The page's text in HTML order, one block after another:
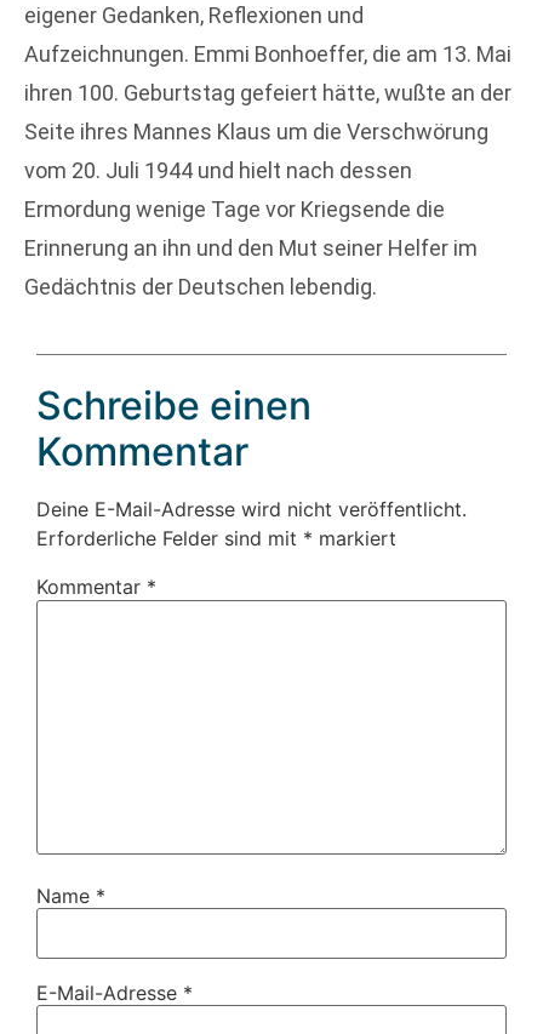
eigener Gedanken, Reflexionen und
Aufzeichnungen. Emmi Bonhoeffer, die am 13. Mai
ihren 100. Geburtstag gefeiert hätte, wußte an der
Seite ihres Mannes Klaus um die Verschwörung
vom 20. Juli 1944 und hielt nach dessen
Ermordung wenige Tage vor Kriegsende die
Erinnerung an ihn und den Mut seiner Helfer im
Gedächtnis der Deutschen lebendig.
Schreibe einen
Kommentar
Deine E-Mail-Adresse wird nicht veröffentlicht.
Erforderliche Felder sind mit * markiert
Kommentar *
Name *
E-Mail-Adresse *